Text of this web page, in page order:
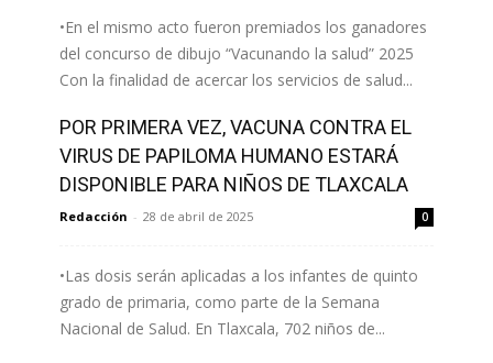
•En el mismo acto fueron premiados los ganadores
del concurso de dibujo “Vacunando la salud” 2025
Con la finalidad de acercar los servicios de salud...
Leer más
POR PRIMERA VEZ, VACUNA CONTRA EL
VIRUS DE PAPILOMA HUMANO ESTARÁ
DISPONIBLE PARA NIÑOS DE TLAXCALA
Redacción - 28 de abril de 2025 0
•Las dosis serán aplicadas a los infantes de quinto
grado de primaria, como parte de la Semana
Nacional de Salud. En Tlaxcala, 702 niños de...